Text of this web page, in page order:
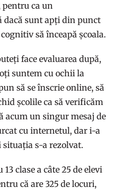
pentru ca un
dacă sunt apți din punct
să înceapă școala.
face evaluarea după,
suntem cu ochii la
să se înscrie online, să
școlile ca să verificăm
acum un singur mesaj de
cu internetul, dar i-a
situația s-a rezolvat.
clase a câte 25 de elevi
că are 325 de locuri,